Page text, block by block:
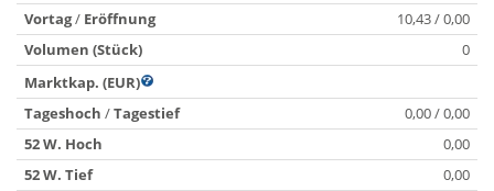
Vortag/ Eröffnung
10,43 / 0,00
Volumen (Stück)
0
Marktkap. (EUR)
Tageshoch /Tagestief
0,00 / 0,00
52 W. Hoch
0,00
52 W. Tief
0,00